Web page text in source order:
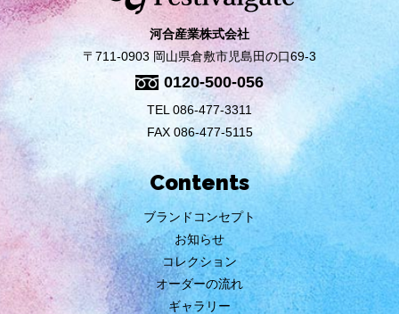
河合産業株式会社
〒711-0903 岡山県倉敷市児島田の口69-3
0120-500-056
TEL 086-477-3311
FAX 086-477-5115
Contents
ブランドコンセプト
お知らせ
コレクション
オーダーの流れ
ギャラリー